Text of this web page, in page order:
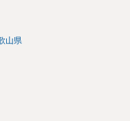
山県